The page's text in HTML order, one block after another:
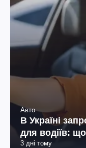
Авто
В Україні
для водіїв:
3 дні тому